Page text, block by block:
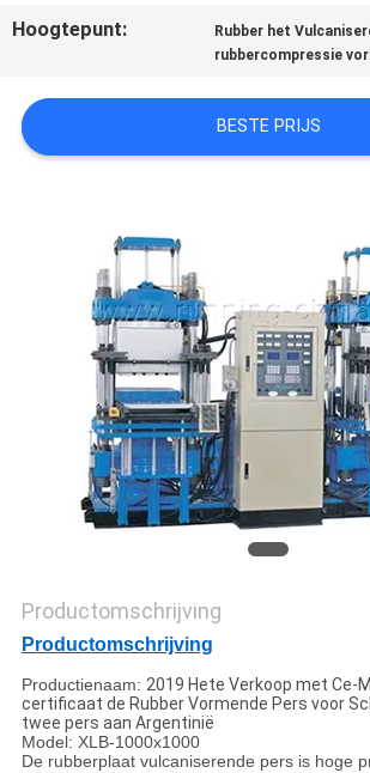
PRIVACY
POLICY
Hoogtepunt: Rubber het
rubbercompressie
BESTE PRIJS
Productomschrijving
Productomschrijving
Productienaam: 2019 Hete Verkoop met Ce-
certificaat de Rubber Vormende Pers voor
twee pers aan Argentinië
Model: XLB-1000x1000
De rubberplaat vulcaniserende pers is hoge